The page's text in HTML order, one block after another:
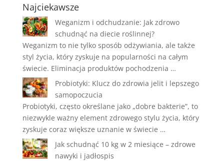
Najciekawsze
Weganizm i odchudzanie: Jak zdrowo
schudnąć na diecie roślinnej?
Weganizm to nie tylko sposób odżywiania, ale także
styl życia, który zyskuje na popularności na całym
świecie. Eliminacja produktów pochodzenia …
Probiotyki: Klucz do zdrowia jelit i lepszego
samopoczucia
Probiotyki, często określane jako „dobre bakterie”, to
niezwykle ważny element zdrowego stylu życia, który
zyskuje coraz większe uznanie w świecie …
Jak schudnąć 10 kg w 2 miesiące – zdrowe
nawyki i jadłospis